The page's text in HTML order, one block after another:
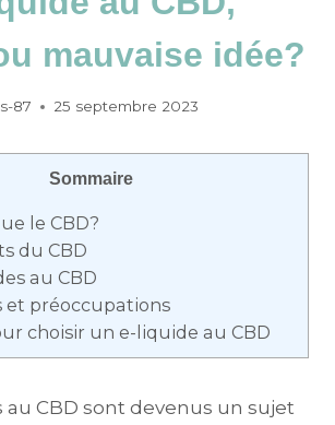
mauvaise idée?
87 25 septembre 2023
Sommaire
le CBD?
du CBD
au CBD
et préoccupations
choisir un e-liquide au CBD
au CBD sont devenus un sujet